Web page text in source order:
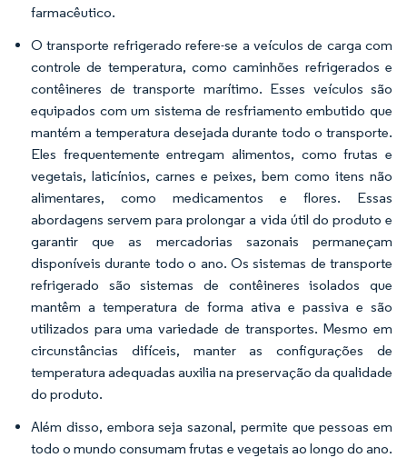
farmacêutico.
O transporte refrigerado refere-se a veículos de carga com
controle de temperatura, como caminhões refrigerados e
contêineres de transporte marítimo. Esses veículos são
equipados com um sistema de resfriamento embutido que
mantém a temperatura desejada durante todo o transporte.
Eles frequentemente entregam alimentos, como frutas e
vegetais, laticínios, carnes e peixes, bem como itens não
alimentares, como medicamentos e flores. Essas
abordagens servem para prolongar a vida útil do produto e
garantir que as mercadorias sazonais permaneçam
disponíveis durante todo o ano. Os sistemas de transporte
refrigerado são sistemas de contêineres isolados que
mantêm a temperatura de forma ativa e passiva e são
utilizados para uma variedade de transportes. Mesmo em
circunstâncias difíceis, manter as configurações de
temperatura adequadas auxilia na preservação da qualidade
do produto.
Além disso, embora seja sazonal, permite que pessoas em
todo o mundo consumam frutas e vegetais ao longo do ano.